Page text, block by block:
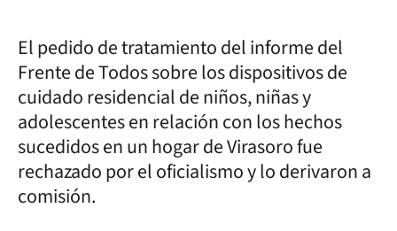
El pedido de tratamiento del informe del
Frente de Todos sobre los dispositivos de
cuidado residencial de niños, niñas y
adolescentes en relación con los hechos
sucedidos en un hogar de Virasoro fue
rechazado por el oficialismo y lo derivaron a
comisión.